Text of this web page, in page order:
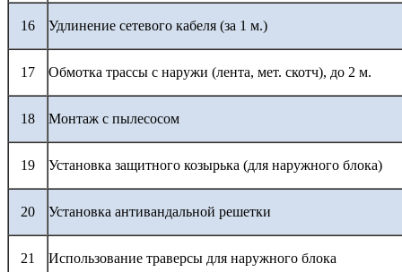
16 Удлинение сетевого кабеля (за 1 м.)
17 Обмотка трассы с наружи (лента, мет. скотч), до 2 м.
18 Монтаж с пылесосом
19 Установка защитного козырька (для наружного блока)
20 Установка антивандальной решетки
21 Использование траверсы для наружного блока